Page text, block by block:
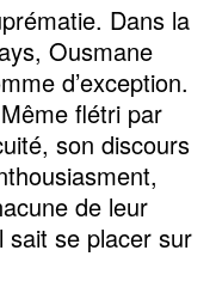
Dans la
Ousmane
d’exception.
flétri par
son discours
de leur
sait se placer sur